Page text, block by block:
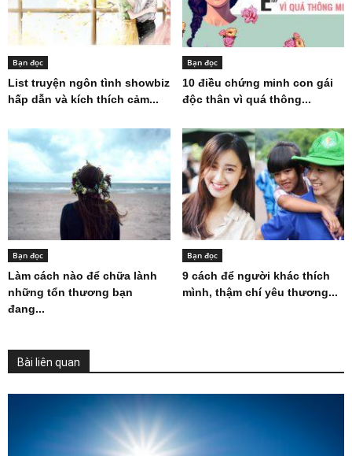
Bạn đọc
List truyện ngôn tình showbiz
hấp dẫn và kích thích cảm...
Bạn đọc
10 điều chứng minh con gái
độc thân vì quá thông...
Bạn đọc
Làm cách nào để chữa lành
những tổn thương bạn
đang...
Bạn đọc
9 cách để người khác thích
mình, thậm chí yêu thương...
Bài liên quan